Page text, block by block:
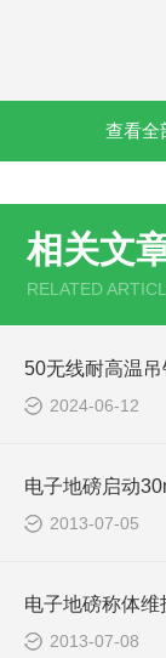
查看全
相关文
RELATED
2024-06-12
2013-07-05
电子地磅称体维
2013-07-08